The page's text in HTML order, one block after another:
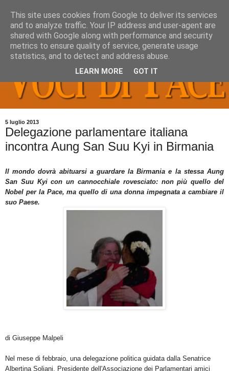
5 luglio 2013
Delegazione parlamentare italiana
incontra Aung San Suu Kyi in Birmania
Il mondo dovrà abituarsi a guardare la Birmania e la stessa Aung
San Suu Kyi con un cannocchiale rovesciato: non più quello del
Nobel per la Pace, ma quello di una donna impegnata a cambiare il
suo Paese.
di Giuseppe Malpeli
Nel mese di febbraio, una delegazione politica guidata dalla Senatrice
Albertina Soliani, Presidente dell'Associazione dei Parlamentari amici
This site uses cookies from Google to deliver its services
and to analyze traffic. Your IP address and user-agent are
shared with Google along with performance and security
metrics to ensure quality of service, generate usage
statistics, and to detect and address abuse.
LEARN MORE GOT IT